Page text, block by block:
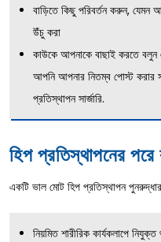
বাড়িতে কিছু পরিবর্তন করুন, যেমন
উঁচু করা
কাউকে আপনাকে বাছাই করতে বলুন
আপনি আপনার নিতম্ব পোস্ট করার
প্রতিস্থাপন সার্জারি.
হিপ প্রতিস্থাপনের
একটি ভাল মোট হিপ প্রতিস্থাপন পুনরুদ্ধার
নিয়মিত শারীরিক কার্যকলাপে নিযুক্ত